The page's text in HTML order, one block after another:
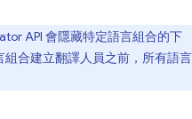
API 會隱藏特定語言組合的下
合建立翻譯人員之前，所有語言